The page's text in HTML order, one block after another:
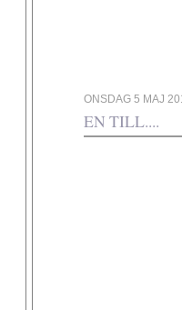
ONSDAG 5 MAJ
EN TILL....